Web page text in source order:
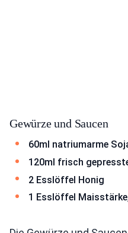
Gewürze und Saucen
60ml natriumarme
120ml frisch
2 Esslöffel Honig
1 Esslöffel